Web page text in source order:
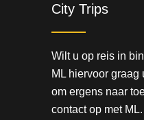
City Trips
Wilt u op reis in
ML hiervoor graag
om ergens naar
contact op met